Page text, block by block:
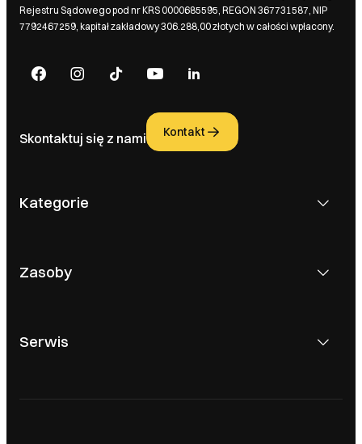
Rejestru Sądowego pod nr KRS 0000685595, REGON 367731587, NIP
7792467259, kapitał zakładowy 306.288,00 złotych w całości wpłacony.
Skontaktuj się z nami Kontakt
Kategorie
Zasoby
Serwis